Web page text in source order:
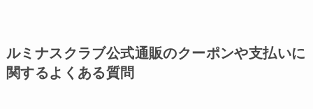
ルミナスクラブ公式通販のクーポンや支払いに
関するよくある質問